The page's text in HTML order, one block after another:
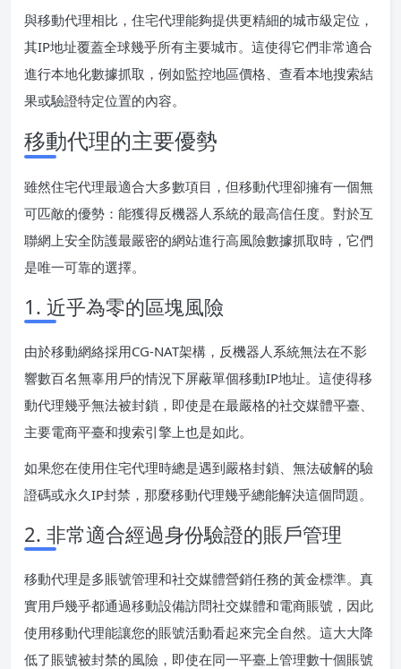
與移動代理相比，住宅代理能夠提供更精細的城市級定位，
其IP地址覆蓋全球幾乎所有主要城市。這使得它們非常適合
進行本地化數據抓取，例如監控地區價格、查看本地搜索結
果或驗證特定位置的內容。
移動代理的主要優勢
雖然住宅代理最適合大多數項目，但移動代理卻擁有一個無
可匹敵的優勢：能獲得反機器人系統的最高信任度。對於互
聯網上安全防護最嚴密的網站進行高風險數據抓取時，它們
是唯一可靠的選擇。
1. 近乎為零的區塊風險
由於移動網絡採用CG-NAT架構，反機器人系統無法在不影
響數百名無辜用戶的情況下屏蔽單個移動IP地址。這使得移
動代理幾乎無法被封鎖，即使是在最嚴格的社交媒體平臺、
主要電商平臺和搜索引擎上也是如此。
如果您在使用住宅代理時總是遇到嚴格封鎖、無法破解的驗
證碼或永久IP封禁，那麼移動代理幾乎總能解決這個問題。
2. 非常適合經過身份驗證的賬戶管理
移動代理是多賬號管理和社交媒體營銷任務的黃金標準。真
實用戶幾乎都通過移動設備訪問社交媒體和電商賬號，因此
使用移動代理能讓您的賬號活動看起來完全自然。這大大降
低了賬號被封禁的風險，即使在同一平臺上管理數十個賬號